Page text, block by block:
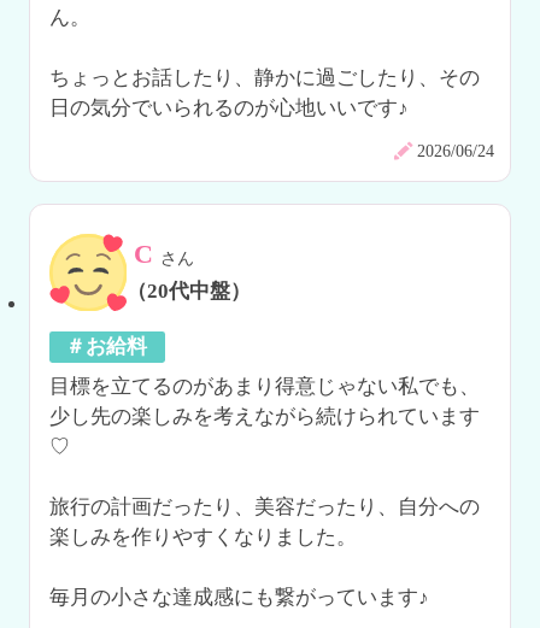
ん。
ちょっとお話したり、静かに過ごしたり、その
日の気分でいられるのが心地いいです♪
2026/06/24
C さん
（20代中盤）
＃お給料
目標を立てるのがあまり得意じゃない私でも、
少し先の楽しみを考えながら続けられています
♡
旅行の計画だったり、美容だったり、自分への
楽しみを作りやすくなりました。
毎月の小さな達成感にも繋がっています♪